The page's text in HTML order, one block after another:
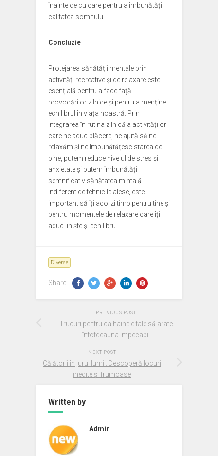
înainte de culcare pentru a îmbunătăți
calitatea somnului.
Concluzie
Protejarea sănătății mentale prin
activități recreative și de relaxare este
esențială pentru a face față
provocărilor zilnice și pentru a menține
echilibrul în viața noastră. Prin
integrarea în rutina zilnică a activităților
care ne aduc plăcere, ne ajută să ne
relaxăm și ne îmbunătățesc starea de
bine, putem reduce nivelul de stres și
anxietate și putem îmbunătăți
semnificativ sănătatea mintală.
Indiferent de tehnicile alese, este
important să îți acorzi timp pentru tine și
pentru momentele de relaxare care îți
aduc liniște și echilibru.
Diverse
Share:
PREVIOUS POST
Trucuri pentru ca hainele tale să arate
întotdeauna impecabil
NEXT POST
Călătorii în jurul lumii: Descoperă locuri
inedite și frumoase
Written by
Admin